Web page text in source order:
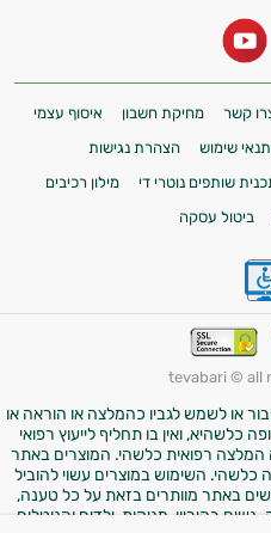
קשר מחיקת חשבון
איסוף עצמי
שימוש
הצהרת נגישות
שותפים נוטרי די
מילון רכיבים
ביטול עסקה
tevabari © all
או לשמש לגביו כהמלצה או הוראה או
כלשהיא, ואין בו תחליף לייעוץ רפואי
המלצה רפואית כלשהי. המוצרים באתר
כלשהי. השימוש במוצרים עשוי להוביל
באתר מוותרים בזאת על כל טענה,
בהיריון, מניקות, ילדים והנוטלים